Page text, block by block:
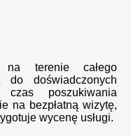
na terenie całego
do doświadczonych
poszukiwania
na bezpłatną wizytę,
wycenę usługi.